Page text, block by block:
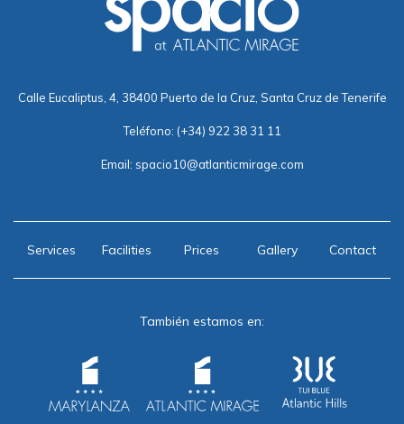
Calle Eucaliptus, 4, 38400 Puerto de la Cruz, Santa Cruz de Tenerife
Teléfono: (+34) 922 38 31 11
Email: spacio10@atlanticmirage.com
Services Facilities Prices Gallery Contact
También estamos en: